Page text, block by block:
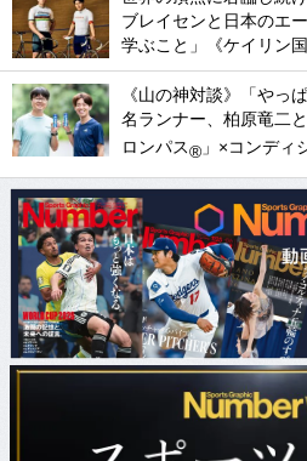
ブレイセンと日本のエ
学ぶこと」《ケイリン
《山の神対談》「やっ
名ランナー、柏原竜二
ロンパス® 」×コンディ